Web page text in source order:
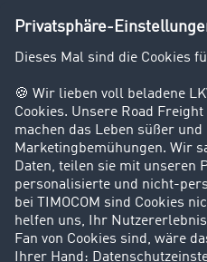
Unternehmen
Kunden werben Kunden
Success Stories
Karriere
Support
Kontakt